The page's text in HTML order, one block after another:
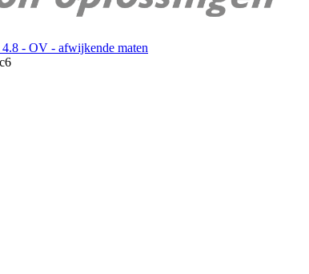
- OV - afwijkende maten